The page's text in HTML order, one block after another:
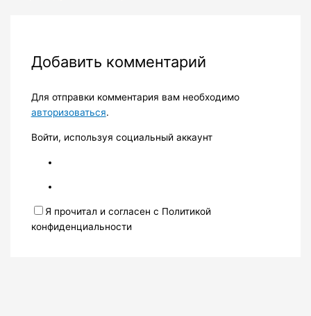
Добавить комментарий
Для отправки комментария вам необходимо
авторизоваться.
Войти, используя социальный аккаунт
Я прочитал и согласен с Политикой
конфиденциальности